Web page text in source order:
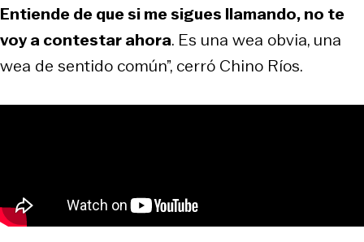
Entiende de que si me sigues llamando, no te
voy a contestar ahora. Es una wea obvia, una
wea de sentido común”, cerró Chino Ríos.